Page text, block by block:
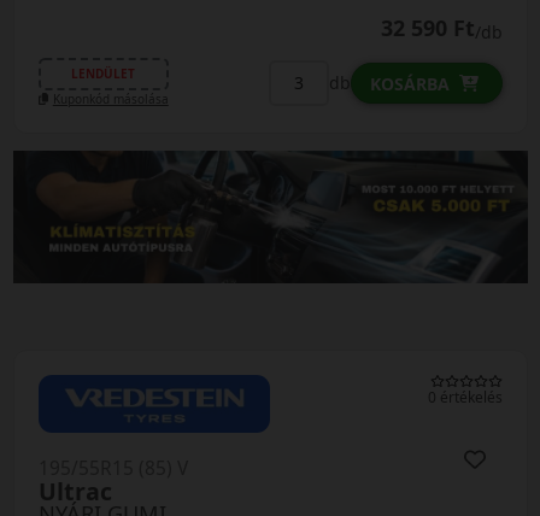
32 590 Ft/db
LENDÜLET
Kuponkód másolása
db KOSÁRBA
0 értékelés
Ultrac